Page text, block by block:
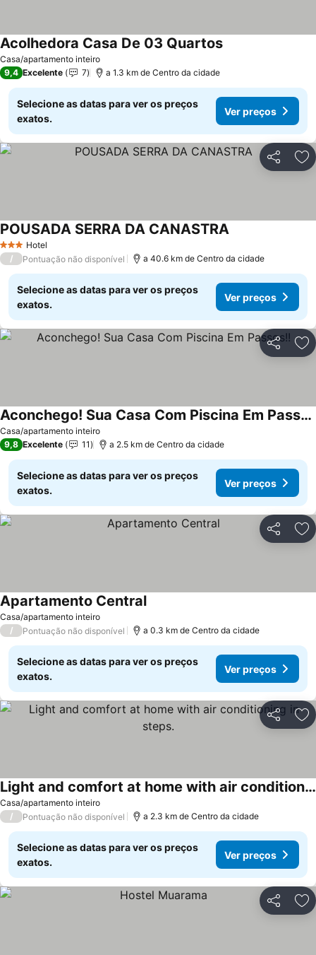
Casa/apartamento inteiro
Acolhedora Casa De 03 QuartosVer preços
9,4 Excelente 7 a 1.3 km de Centro da cidade
Selecione as datas para ver os preços
exatos.
Ver preços
Partilhar
3 EstrelasHotel
POUSADA SERRA DA CANASTRAVer preços
/ Pontuação não disponível a 40.6 km de Centro da cidade
Selecione as datas para ver os preços
exatos.
Ver preços
Partilhar
Casa/apartamento inteiro
Aconchego! Sua Casa Com Piscina Em Passos!!
Ver preços
9,8 Excelente 11 a 2.5 km de Centro da cidade
Selecione as datas para ver os preços
exatos.
Ver preços
Partilhar
Casa/apartamento inteiro
Apartamento CentralVer preços
/ Pontuação não disponível a 0.3 km de Centro da cidade
Selecione as datas para ver os preços
exatos.
Ver preços
Partilhar
Casa/apartamento inteiro
Light and comfort at home with air conditioning in steps.
Ver preços
/ Pontuação não disponível a 2.3 km de Centro da cidade
Selecione as datas para ver os preços
exatos.
Ver preços
Partilhar